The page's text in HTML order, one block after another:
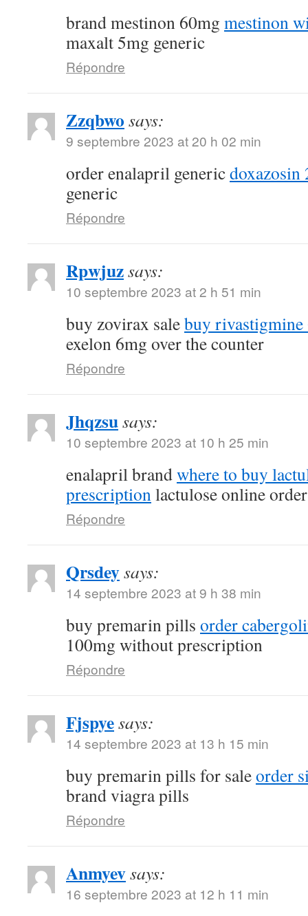
brand mestinon 60mg mestinon
maxalt 5mg generic
Répondre
Zzqbwo says:
9 septembre 2023 at 20 h 02 min
order enalapril genericdoxazosin
generic
Répondre
Rpwjuzsays:
10 septembre 2023 at 2 h 51 min
buy zovirax salebuy rivastigmine
exelon 6mg over the counter
Répondre
Jhqzsusays:
10 septembre 2023 at 10 h 25 min
enalapril brandwhere to buy
prescriptionlactulose online order
Répondre
Qrsdeysays:
14 septembre 2023 at 9 h 38 min
buy premarin pills order
100mg without prescription
Répondre
Fjspyesays:
14 septembre 2023 at 13 h 15 min
buy premarin pills for saleorder
brand viagra pills
Répondre
Anmyevsays:
16 septembre 2023 at 12 h 11 min